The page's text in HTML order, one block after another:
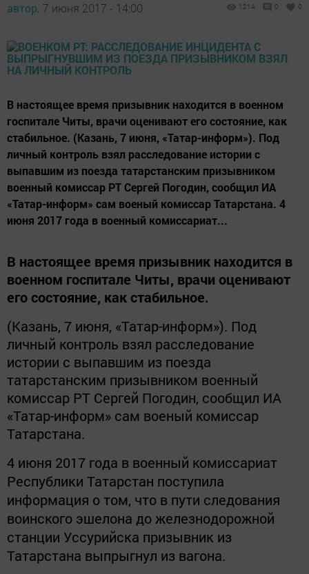
автор, 7 июня 2017 - 14:00 1214 0 0
В настоящее время призывник находится в военном
госпитале Читы, врачи оценивают его состояние, как
стабильное. (Казань, 7 июня, «Татар-информ»). Под
личный контроль взял расследование истории с
выпавшим из поезда татарстанским призывником
военный комиссар РТ Сергей Погодин, сообщил ИА
«Татар-информ» сам военый комиссар Татарстана. 4
июня 2017 года в военный комиссариат...
В настоящее время призывник находится в
военном госпитале Читы, врачи оценивают
его состояние, как стабильное.
(Казань, 7 июня, «Татар-информ»). Под
личный контроль взял расследование
истории с выпавшим из поезда
татарстанским призывником военный
комиссар РТ Сергей Погодин, сообщил ИА
«Татар-информ» сам военый комиссар
Татарстана.
4 июня 2017 года в военный комиссариат
Республики Татарстан поступила
информация о том, что в пути следования
воинского эшелона до железнодорожной
станции Уссурийска призывник из
Татарстана выпрыгнул из вагона.